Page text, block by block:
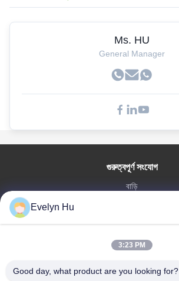
Ms. HU
General Manager
গুরুত্বপূর্ণ সংযোগ
বাড়ি
কারখানা ভ্রমণ
Evelyn Hu
3:23 PM
Good day, what product are you looking for?